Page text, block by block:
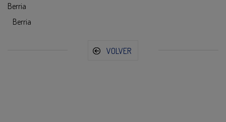
Berria
Berria
VOLVER